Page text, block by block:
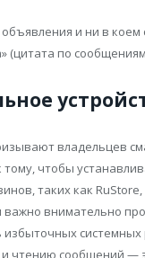
и ни в коем
(цитата по
владельцев
тому, чтобы
таких как RuStore,
внимательно
чтению сообщений —